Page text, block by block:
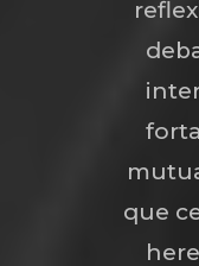
que